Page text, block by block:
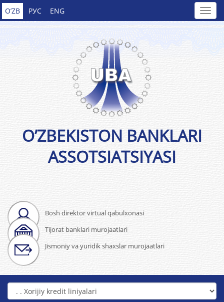
O’ZB РУС ENG
Bosh direktor virtual qabulxonasi
Tijorat banklari murojaatlari
Jismoniy va yuridik shaxslar murojaatlari
O’ZBEKISTON BANKLARI
ASSOTSIATSIYASI